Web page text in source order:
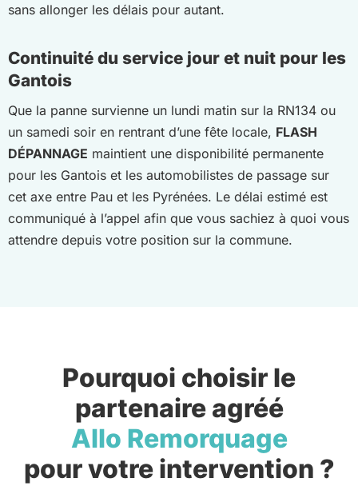
sans allonger les délais pour autant.
Continuité du service jour et nuit pour les
Gantois
Que la panne survienne un lundi matin sur la RN134 ou
un samedi soir en rentrant d’une fête locale, FLASH
DÉPANNAGE maintient une disponibilité permanente
pour les Gantois et les automobilistes de passage sur
cet axe entre Pau et les Pyrénées. Le délai estimé est
communiqué à l’appel afin que vous sachiez à quoi vous
attendre depuis votre position sur la commune.
Pourquoi choisir le
partenaire agréé
Allo Remorquage
pour votre intervention ?